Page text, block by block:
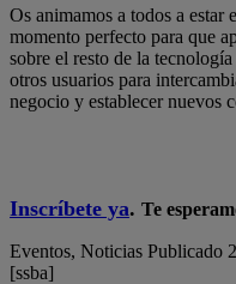
Os animamos a todos a estar
momento perfecto para que
sobre el resto de la
otros usuarios para
negocio y establecer nuevos
Inscríbete ya. Te
Eventos, Noticias Publicado
[ssba]